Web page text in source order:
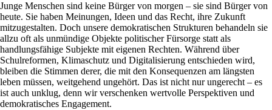
Junge Menschen sind keine Bürger von morgen – sie sind Bürger von
heute. Sie haben Meinungen, Ideen und das Recht, ihre Zukunft
mitzugestalten. Doch unsere demokratischen Strukturen behandeln sie
allzu oft als unmündige Objekte politischer Fürsorge statt als
handlungsfähige Subjekte mit eigenen Rechten. Während über
Schulreformen, Klimaschutz und Digitalisierung entschieden wird,
bleiben die Stimmen derer, die mit den Konsequenzen am längsten
leben müssen, weitgehend ungehört. Das ist nicht nur ungerecht – es
ist auch unklug, denn wir verschenken wertvolle Perspektiven und
demokratisches Engagement.